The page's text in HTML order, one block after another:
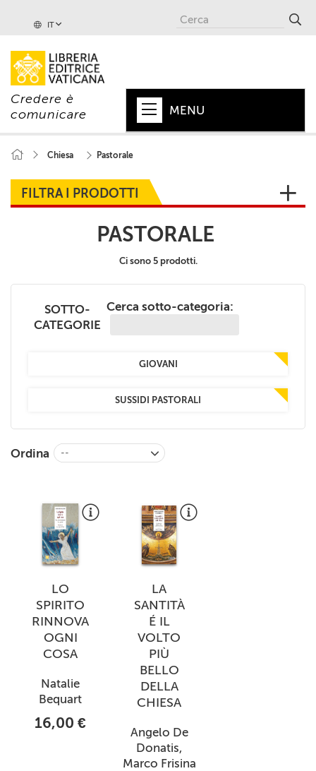
IT
Credere è
comunicare
MENU
PAPA
+
VATICANO
CHIESA
MONDO
CEI
Chiesa Pastorale
FILTRA I PRODOTTI
PASTORALE
Ci sono 5 prodotti.
SOTTO-
CATEGORIE
Cerca sotto-categoria:
GIOVANI
SUSSIDI PASTORALI
Ordina --
LO
SPIRITO
RINNOVA
OGNI
COSA
Natalie
Bequart
16,00 €
LA
SANTITÀ
É IL
VOLTO
PIÙ
BELLO
DELLA
CHIESA
Angelo De
Donatis,
Marco Frisina